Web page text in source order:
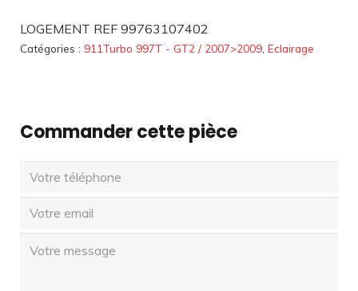
LOGEMENT REF 99763107402
Catégories : 911Turbo 997T - GT2 / 2007>2009 Eclairage
Commander cette pièce